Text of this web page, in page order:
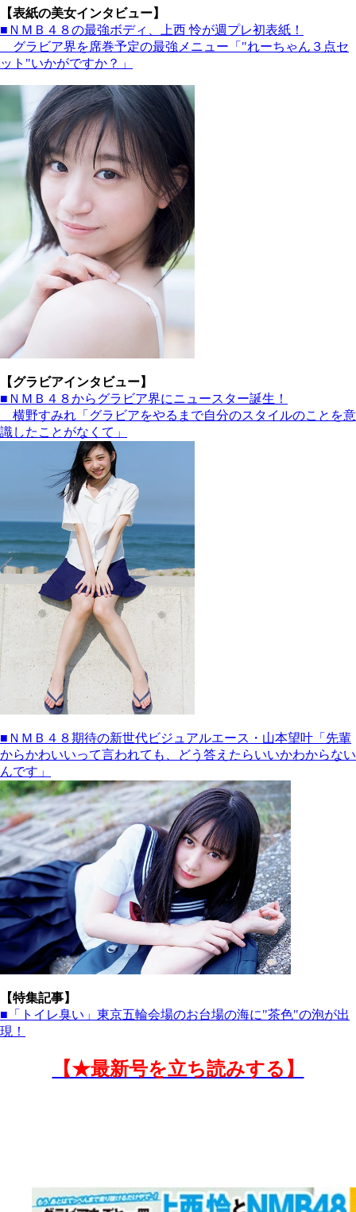
【表紙の美女インタビュー】
■ＮＭＢ４８の最強ボディ、上西 怜が週プレ初表紙！
グラビア界を席巻予定の最強メニュー「"れーちゃん３点セ
ット"いかがですか？」
【グラビアインタビュー】
■ＮＭＢ４８からグラビア界にニュースター誕生！
横野すみれ「グラビアをやるまで自分のスタイルのことを意
識したことがなくて」
■ＮＭＢ４８期待の新世代ビジュアルエース・山本望叶「先輩
からかわいいって言われても、どう答えたらいいかわからない
んです」
【特集記事】
■「トイレ臭い」東京五輪会場のお台場の海に"茶色"の泡が出
現！
【★最新号を立ち読みする】